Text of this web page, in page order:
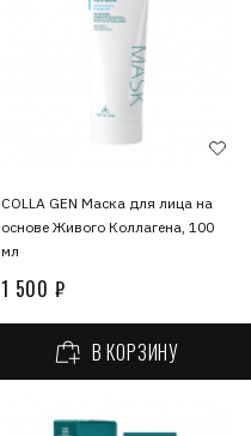
COLLA GEN Маска для лица на
основе Живого Коллагена, 100
мл
1 500 ₽
В КОРЗИНУ